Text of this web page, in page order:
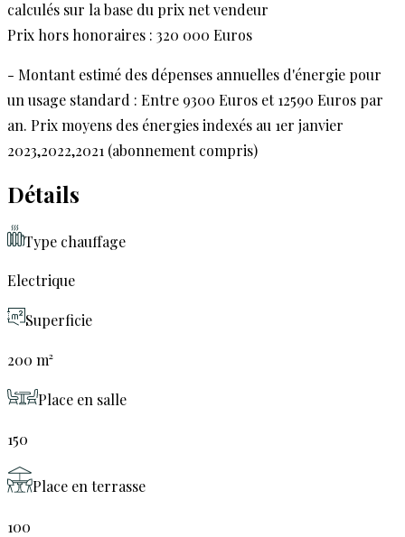
calculés sur la base du prix net vendeur
Prix hors honoraires : 320 000 Euros
- Montant estimé des dépenses annuelles d'énergie pour
un usage standard : Entre 9300 Euros et 12590 Euros par
an. Prix moyens des énergies indexés au 1er janvier
2023,2022,2021 (abonnement compris)
Détails
Type chauffage
Electrique
Superficie
200 m²
Place en salle
150
Place en terrasse
100